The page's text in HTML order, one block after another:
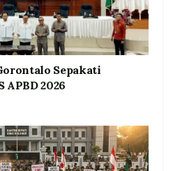
Sepakati
APBD 2026